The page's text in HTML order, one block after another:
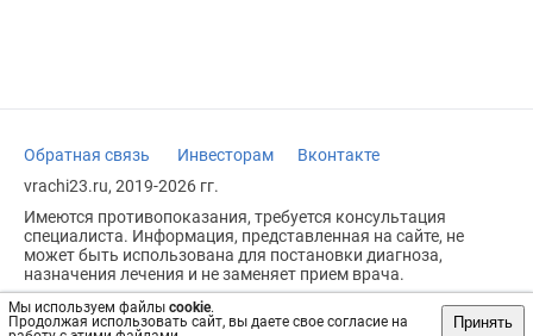
Мы используем файлы cookie.
Продолжая использовать сайт, вы даете свое согласие на
Принять
Обратная связь Инвесторам
Вконтакте
vrachi23.ru, 2019-2026 гг.
Имеются противопоказания, требуется консультация
специалиста. Информация, представленная на сайте, не
может быть использована для постановки диагноза,
назначения лечения и не заменяет прием врача.
Возрастное ограничение: 18+